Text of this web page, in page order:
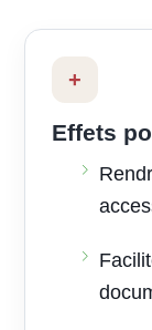
+
Effets